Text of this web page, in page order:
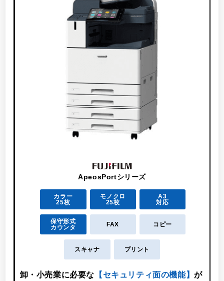
ApeosPortシリーズ
カラー
25枚
モノクロ
25枚
A3
対応
保守形式
カウンタ
FAX コピー
スキャナ プリント
卸・小売業に必要な 【セキュリティ面の機能】が